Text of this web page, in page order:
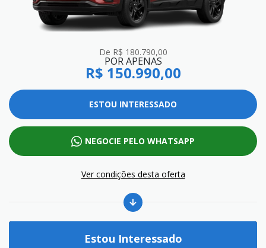
de R$ 180.790,00
POR APENAS
R$ 150.990,00
ESTOU INTERESSADO
NEGOCIE PELO WHATSAPP
Ver condições desta oferta
Estou Interessado